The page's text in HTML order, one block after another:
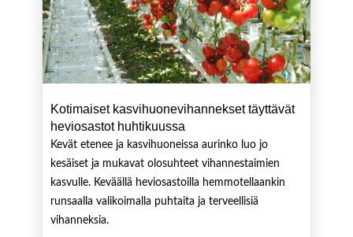
Kotimaiset kasvihuonevihannekset täyttävät
heviosastot huhtikuussa
Kevät etenee ja kasvihuoneissa aurinko luo jo
kesäiset ja mukavat olosuhteet vihannestaimien
kasvulle. Keväällä heviosastoilla hemmotellaankin
runsaalla valikoimalla puhtaita ja terveellisiä
vihanneksia.